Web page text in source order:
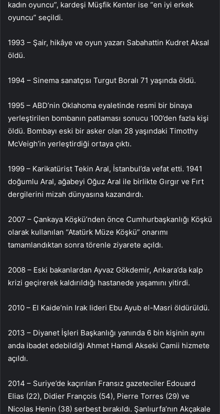
kadın oyuncu”, kardeşi Müşfik Kenter ise “en iyi erkek
oyuncu” seçildi.
1993 – Şair, hikâye ve oyun yazarı Sabahattin Kudret Aksal
öldü.
1994 – Sinema sanatçısı Turgut Boralı 71 yaşında öldü.
1995 – ABD’nin Oklahoma eyaletinde resmi bir binaya
yerleştirilen bombanın patlaması sonucu 100’den fazla kişi
öldü. Bombayı eski bir asker olan 28 yaşındaki Timothy
McVeigh’in yerleştirdiği ortaya çıktı.
1999 – Karikatürist Tekin Aral, İstanbul’da vefat etti. 1941
doğumlu Aral, ağabeyi Oğuz Aral ile birlikte Gırgır ve Fırt
dergilerini mizah dünyasına kazandırdı.
2007 – Çankaya Köşkü’nden önce Cumhurbaşkanlığı Köşkü
olarak kullanılan “Atatürk Müze Köşkü” onarımı
tamamlandıktan sonra törenle ziyarete açıldı.
2008 – Eski bakanlardan Ayvaz Gökdemir, Ankara’da kalp
krizi geçirerek kaldırıldığı hastanede yaşamını yitirdi.
2010 – El Kaide’nin Irak lideri Ebu Ayub el-Masri öldürüldü.
2013 – Diyanet İşleri Başkanlığı yanında 6 bin kişinin aynı
anda ibadet edebildiği Ahmet Hamdi Akseki Camii hizmete
açıldı.
2014 – Suriye’de kaçırılan Fransız gazeteciler Edouard
Elias (22), Didier François (54), Pierre Torres (29) ve
Nicolas Henin (38) serbest bırakıldı. Şanlıurfa’nın Akçakale